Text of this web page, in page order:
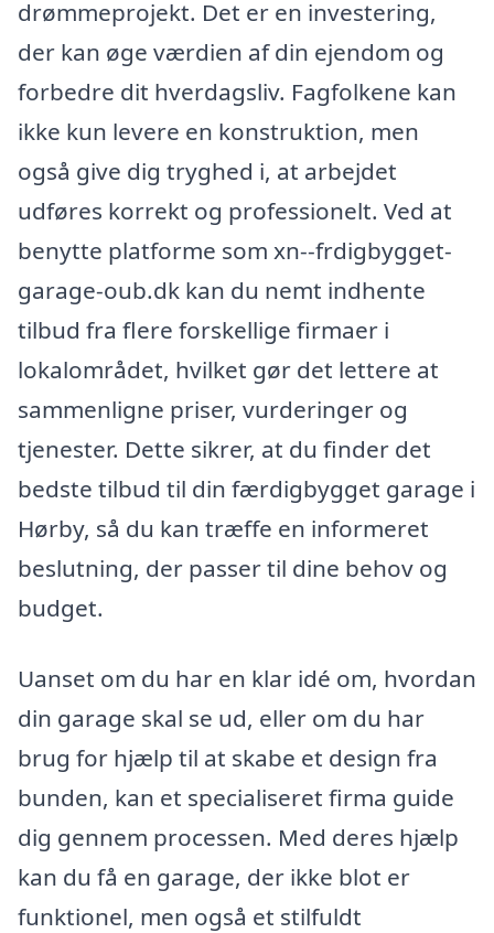
drømmeprojekt. Det er en investering,
der kan øge værdien af din ejendom og
forbedre dit hverdagsliv. Fagfolkene kan
ikke kun levere en konstruktion, men
også give dig tryghed i, at arbejdet
udføres korrekt og professionelt. Ved at
benytte platforme som xn--frdigbygget-
garage-oub.dk kan du nemt indhente
tilbud fra flere forskellige firmaer i
lokalområdet, hvilket gør det lettere at
sammenligne priser, vurderinger og
tjenester. Dette sikrer, at du finder det
bedste tilbud til din færdigbygget garage i
Hørby, så du kan træffe en informeret
beslutning, der passer til dine behov og
budget.
Uanset om du har en klar idé om, hvordan
din garage skal se ud, eller om du har
brug for hjælp til at skabe et design fra
bunden, kan et specialiseret firma guide
dig gennem processen. Med deres hjælp
kan du få en garage, der ikke blot er
funktionel, men også et stilfuldt